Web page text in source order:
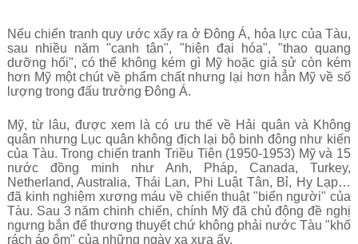
Nếu chiến tranh quy ước xẩy ra ở Đông Á, hỏa lực của Tàu,
sau nhiều năm "canh tân", "hiện đại hóa", "thao quang
dưỡng hối", có thể không kém gì Mỹ hoặc giả sử còn kém
hơn Mỹ một chút về phẩm chất nhưng lại hơn hẳn Mỹ về số
lượng trong đấu trường Đông Á.
Mỹ, từ lâu, được xem là có ưu thế về Hải quân và Không
quân nhưng Lục quân không địch lại bộ binh đông như kiến
của Tàu. Trong chiến tranh Triều Tiên (1950-1953) Mỹ và 15
nước đồng minh như Anh, Pháp, Canada, Turkey,
Netherland, Australia, Thái Lan, Phi Luật Tân, Bỉ, Hy Lạp…
đã kinh nghiệm xương máu về chiến thuật "biển người" của
Tàu. Sau 3 năm chinh chiến, chính Mỹ đã chủ động đề nghị
ngưng bắn để thương thuyết chứ không phải nước Tàu "khố
rách áo ôm" của những ngày xa xưa ấy.